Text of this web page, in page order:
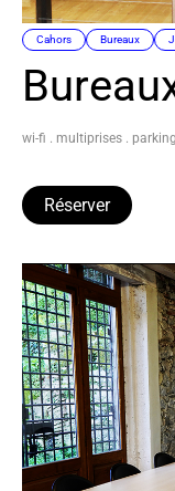
Cahors Bureaux
wi-fi . multiprises .
Réserver